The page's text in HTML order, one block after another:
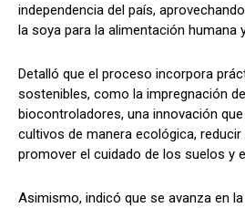
independencia del país,
la soya para la alimentación humana
Detalló que el proceso incorpora
sostenibles, como la impregnación
biocontroladores, una innovación
cultivos de manera ecológica,
promover el cuidado de los suelos y
Asimismo, indicó que se avanza en